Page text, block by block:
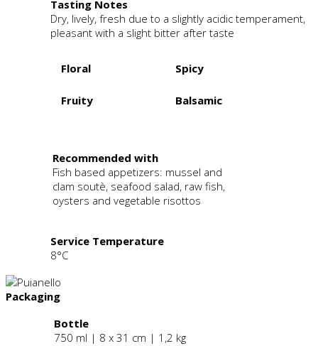
Tasting Notes
Dry, lively, fresh due to a slightly acidic temperament,
pleasant with a slight bitter after taste
Floral Spicy
Fruity
Balsamic
Recommended with
Fish based appetizers: mussel and
clam soutè, seafood salad, raw fish,
oysters and vegetable risottos
Service Temperature
8°C
Packaging
Bottle
750 ml | 8 x 31 cm | 1,2 kg